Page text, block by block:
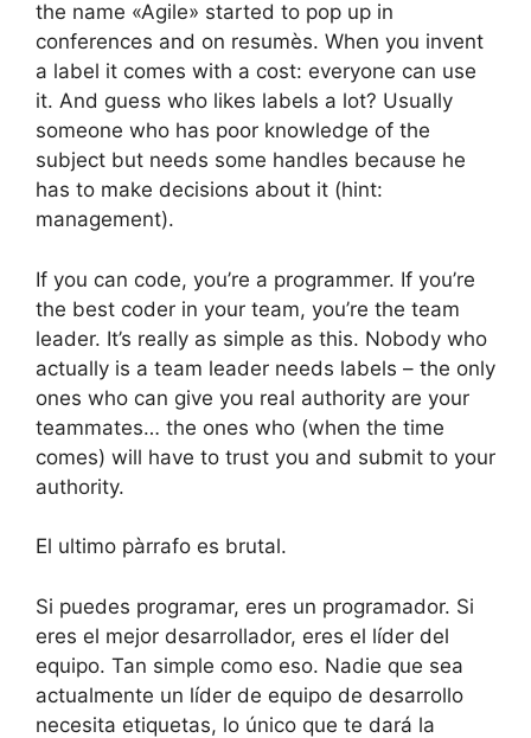
the name «Agile» started to pop up in
conferences and on resumès. When you invent
a label it comes with a cost: everyone can use
it. And guess who likes labels a lot? Usually
someone who has poor knowledge of the
subject but needs some handles because he
has to make decisions about it (hint:
management).
If you can code, you’re a programmer. If you’re
the best coder in your team, you’re the team
leader. It’s really as simple as this. Nobody who
actually is a team leader needs labels – the only
ones who can give you real authority are your
teammates… the ones who (when the time
comes) will have to trust you and submit to your
authority.
El ultimo pàrrafo es brutal.
Si puedes programar, eres un programador. Si
eres el mejor desarrollador, eres el líder del
equipo. Tan simple como eso. Nadie que sea
actualmente un líder de equipo de desarrollo
necesita etiquetas, lo único que te dará la